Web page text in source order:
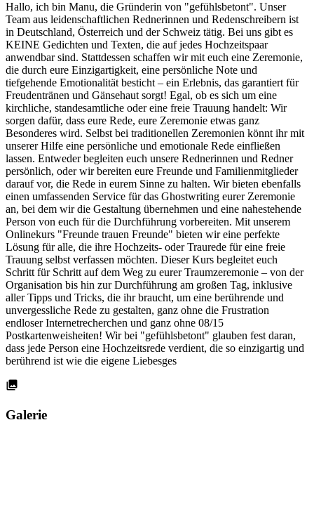
Hallo, ich bin Manu, die Gründerin von "gefühlsbetont". Unser
Team aus leidenschaftlichen Rednerinnen und Redenschreibern ist
in Deutschland, Österreich und der Schweiz tätig. Bei uns gibt es
KEINE Gedichten und Texten, die auf jedes Hochzeitspaar
anwendbar sind. Stattdessen schaffen wir mit euch eine Zeremonie,
die durch eure Einzigartigkeit, eine persönliche Note und
tiefgehende Emotionalität besticht – ein Erlebnis, das garantiert für
Freudentränen und Gänsehaut sorgt! Egal, ob es sich um eine
kirchliche, standesamtliche oder eine freie Trauung handelt: Wir
sorgen dafür, dass eure Rede, eure Zeremonie etwas ganz
Besonderes wird. Selbst bei traditionellen Zeremonien könnt ihr mit
unserer Hilfe eine persönliche und emotionale Rede einfließen
lassen. Entweder begleiten euch unsere Rednerinnen und Redner
persönlich, oder wir bereiten eure Freunde und Familienmitglieder
darauf vor, die Rede in eurem Sinne zu halten. Wir bieten ebenfalls
einen umfassenden Service für das Ghostwriting eurer Zeremonie
an, bei dem wir die Gestaltung übernehmen und eine nahestehende
Person von euch für die Durchführung vorbereiten. Mit unserem
Onlinekurs "Freunde trauen Freunde" bieten wir eine perfekte
Lösung für alle, die ihre Hochzeits- oder Traurede für eine freie
Trauung selbst verfassen möchten. Dieser Kurs begleitet euch
Schritt für Schritt auf dem Weg zu eurer Traumzeremonie – von der
Organisation bis hin zur Durchführung am großen Tag, inklusive
aller Tipps und Tricks, die ihr braucht, um eine berührende und
unvergessliche Rede zu gestalten, ganz ohne die Frustration
endloser Internetrecherchen und ganz ohne 08/15
Postkartenweisheiten! Wir bei "gefühlsbetont" glauben fest daran,
dass jede Person eine Hochzeitsrede verdient, die so einzigartig und
berührend ist wie die eigene Liebesges
Galerie